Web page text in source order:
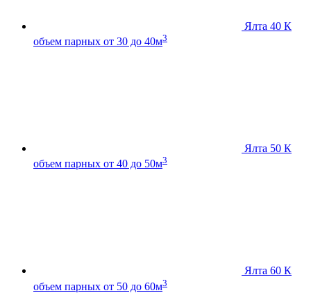
Ялта 40 К
объем парных от 30 до 40м3
Ялта 50 К
объем парных от 40 до 50м3
Ялта 60 К
объем парных от 50 до 60м3